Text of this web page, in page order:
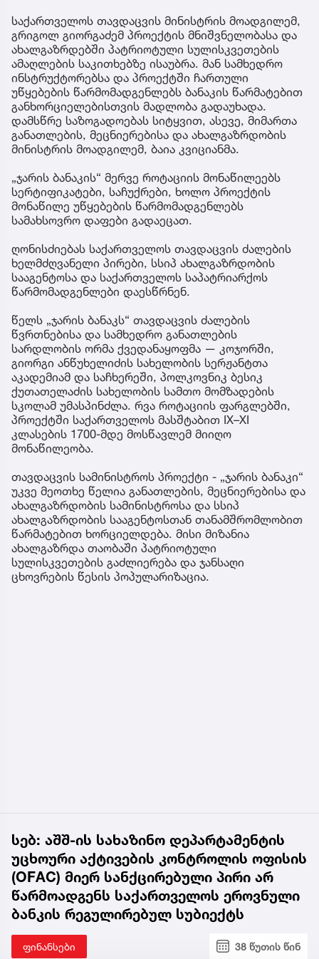
საქართველოს თავდაცვის მინისტრის მოადგილემ,
გრიგოლ გიორგაძემ პროექტის მნიშვნელობასა და
ახალგაზრდებში პატრიოტული სულისკვეთების
ამაღლების საკითხებზე ისაუბრა. მან სამხედრო
ინსტრუქტორებსა და პროექტში ჩართული
უწყებების წარმომადგენლებს ბანაკის წარმატებით
განხორციელებისთვის მადლობა გადაუხადა.
დამსწრე საზოგადოებას სიტყვით, ასევე, მიმართა
განათლების, მეცნიერებისა და ახალგაზრდობის
მინისტრის მოადგილემ, ბაია კვიციანმა.
„ჯარის ბანაკის“ მერვე როტაციის მონაწილეებს
სერტიფიკატები, საჩუქრები, ხოლო პროექტის
მონაწილე უწყებების წარმომადგენლებს
სამახსოვრო დაფები გადაეცათ.
ღონისძიებას საქართველოს თავდაცვის ძალების
ხელმძღვანელი პირები, სსიპ ახალგაზრდობის
სააგენტოსა და საქართველოს საპატრიარქოს
წარმომადგენლები დაესწრნენ.
წელს „ჯარის ბანაკს“ თავდაცვის ძალების
წვრთნებისა და სამხედრო განათლების
სარდლობის ორმა ქვედანაყოფმა — კოჯორში,
გიორგი ანწუხელიძის სახელობის სერჟანტთა
აკადემიამ და საჩხერეში, პოლკოვნიკ ბესიკ
ქუთათელაძის სახელობის სამთო მომზადების
სკოლამ უმასპინძლა. რვა როტაციის ფარგლებში,
პროექტში საქართველოს მასშტაბით IX–XI
კლასების 1700-მდე მოსწავლემ მიიღო
მონაწილეობა.
თავდაცვის სამინისტროს პროექტი - „ჯარის ბანაკი“
უკვე მეოთხე წელია განათლების, მეცნიერებისა და
ახალგაზრდობის სამინისტროსა და სსიპ
ახალგაზრდობის სააგენტოსთან თანამშრომლობით
წარმატებით ხორციელდება. მისი მიზანია
ახალგაზრდა თაობაში პატრიოტული
სულისკვეთების გაძლიერება და ჯანსაღი
ცხოვრების წესის პოპულარიზაცია.
სებ: აშშ-ის სახაზინო დეპარტამენტის
უცხოური აქტივების კონტროლის ოფისის
(OFAC) მიერ სანქცირებული პირი არ
წარმოადგენს საქართველოს ეროვნული
ბანკის რეგულირებულ სუბიექტს
ფინანსები 38 წუთის წინ